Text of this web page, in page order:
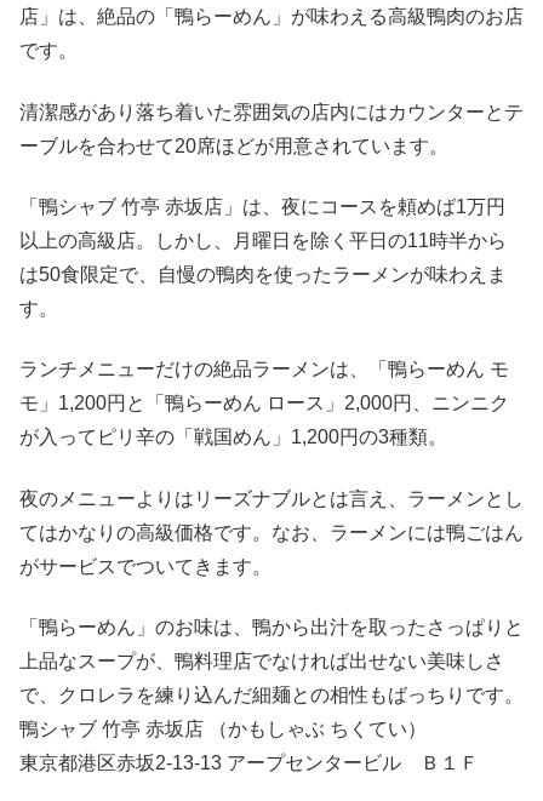
店」は、絶品の「鴨らーめん」が味わえる高級鴨肉のお店
です。
清潔感があり落ち着いた雰囲気の店内にはカウンターとテ
ーブルを合わせて20席ほどが用意されています。
「鴨シャブ 竹亭 赤坂店」は、夜にコースを頼めば1万円
以上の高級店。しかし、月曜日を除く平日の11時半から
は50食限定で、自慢の鴨肉を使ったラーメンが味わえま
す。
ランチメニューだけの絶品ラーメンは、「鴨らーめん モ
モ」1,200円と「鴨らーめん ロース」2,000円、ニンニク
が入ってピリ辛の「戦国めん」1,200円の3種類。
夜のメニューよりはリーズナブルとは言え、ラーメンとし
てはかなりの高級価格です。なお、ラーメンには鴨ごはん
がサービスでついてきます。
「鴨らーめん」のお味は、鴨から出汁を取ったさっぱりと
上品なスープが、鴨料理店でなければ出せない美味しさ
で、クロレラを練り込んだ細麺との相性もばっちりです。
鴨シャブ 竹亭 赤坂店 （かもしゃぶ ちくてい）
東京都港区赤坂2-13-13 アープセンタービル Ｂ１Ｆ